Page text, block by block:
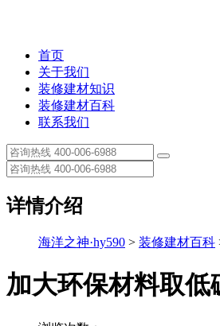
首页
关于我们
装修建材知识
装修建材百科
联系我们
详情介绍
海洋之神·hy590 > 装修建材百科
加大环保材料取低